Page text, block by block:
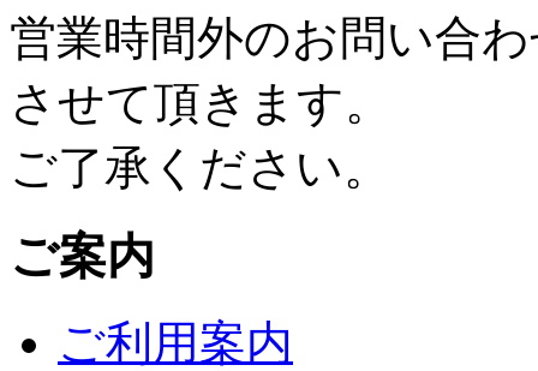
営業時間外のお問い合
させて頂きます。
ご了承ください。
ご案内
ご利用案内